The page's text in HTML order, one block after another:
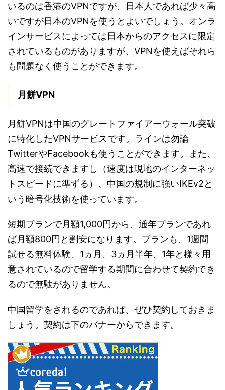
いるのは香港のVPNですが、日本人であれば少々高
いですが日本のVPNを使うとよいでしょう。オンラ
インサービスによっては日本からのアクセスに限定
されているものがありますが、VPNを使えばそれら
も問題なく使うことができます。
月餅VPN
月餅VPNは中国のグレートファイアーウォール突破
に特化したVPNサービスです。ラインは勿論
TwitterやFacebookも使うことができます。また、
高速で接続できますし（速度は現地のインターネッ
トスピードに準ずる）、中国の規制に強いIKEv2と
いう暗号化技術を使っています。
短期プランで月額1,000円から、通年プランであれ
ば月額800円と割安になります。プランも、1週間
試せる無料体験、1ヵ月、3ヵ月半年、1年と様々用
意されているので留学する期間に合わせて契約でき
るので無駄がありません。
中国留学をされるのであれば、ぜひ契約しておきま
しょう。契約は下のバナーからできます。